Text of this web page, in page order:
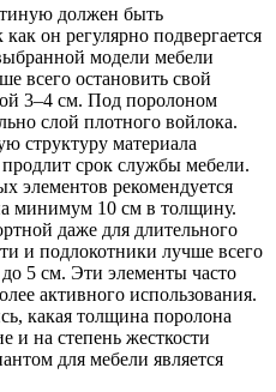
должен быть
он регулярно подвергается
модели мебели
всего остановить свой
3–4 см. Под поролоном
слой плотного войлока.
структуру материала
срок службы мебели.
элементов рекомендуется
минимум 10 см в толщину.
даже для длительного
и подлокотники лучше всего
5 см. Эти элементы часто
активного использования.
какая толщина поролона
и на степень жесткости
для мебели является